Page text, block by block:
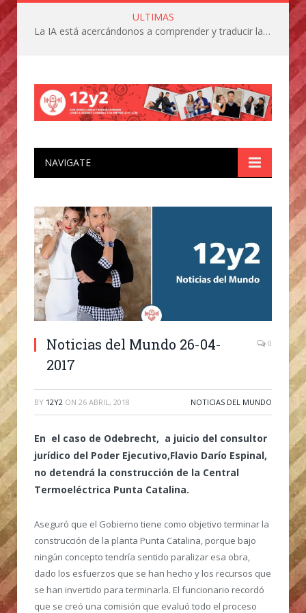
ULTIMAS
La IA está acercándonos a comprender y traducir las vocalizaciones y comportamientos de nuestras mascotas
NAVIGATE
Noticias del Mundo 26-04-
2017
0
BY 12Y2 ON 26 ABRIL, 2018 NOTICIAS DEL MUNDO
En el caso de Odebrecht, a juicio del consultor
jurídico del Poder Ejecutivo,Flavio Darío Espinal,
no detendrá la construcción de la Central
Termoeléctrica Punta Catalina.
Aseguró que el Gobierno tiene como objetivo terminar la
construcción de la planta Punta Catalina, porque bajo
ningún concepto tendría sentido paralizar esa obra,
dado los esfuerzos que se han hecho y los recursos que
se han invertido para terminarla. El funcionario recordó
que se creó una comisión que evaluó todo el proceso